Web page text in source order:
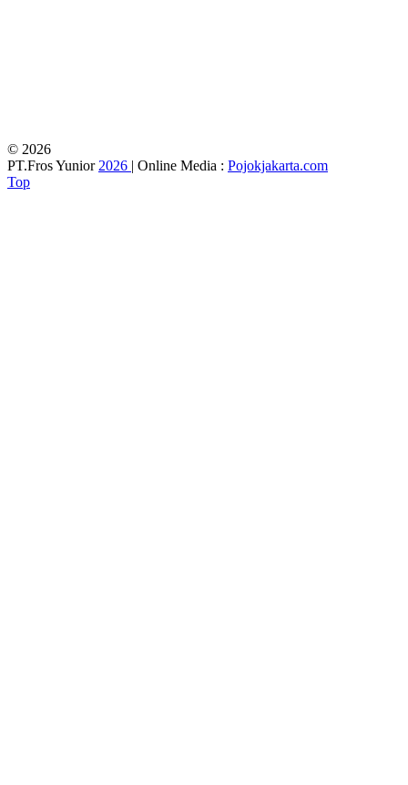
© 2026
PT.Fros Yunior 2026 | Online Media : Pojokjakarta.com
Top